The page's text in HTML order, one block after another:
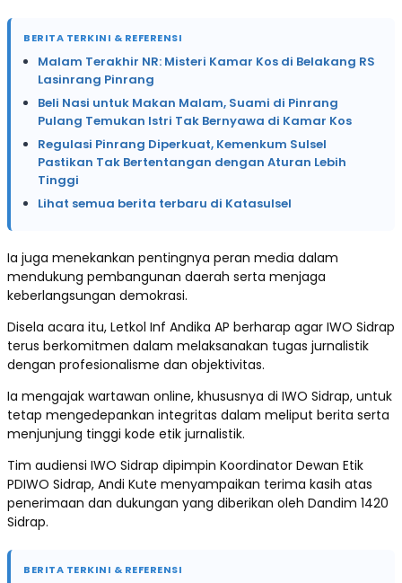
BERITA TERKINI & REFERENSI
Malam Terakhir NR: Misteri Kamar Kos di Belakang RS
Lasinrang Pinrang
Beli Nasi untuk Makan Malam, Suami di Pinrang
Pulang Temukan Istri Tak Bernyawa di Kamar Kos
Regulasi Pinrang Diperkuat, Kemenkum Sulsel
Pastikan Tak Bertentangan dengan Aturan Lebih
Tinggi
Lihat semua berita terbaru di Katasulsel
Ia juga menekankan pentingnya peran media dalam
mendukung pembangunan daerah serta menjaga
keberlangsungan demokrasi.
Disela acara itu, Letkol Inf Andika AP berharap agar IWO Sidrap
terus berkomitmen dalam melaksanakan tugas jurnalistik
dengan profesionalisme dan objektivitas.
Ia mengajak wartawan online, khususnya di IWO Sidrap, untuk
tetap mengedepankan integritas dalam meliput berita serta
menjunjung tinggi kode etik jurnalistik.
Tim audiensi IWO Sidrap dipimpin Koordinator Dewan Etik
PDIWO Sidrap, Andi Kute menyampaikan terima kasih atas
penerimaan dan dukungan yang diberikan oleh Dandim 1420
Sidrap.
BERITA TERKINI & REFERENSI